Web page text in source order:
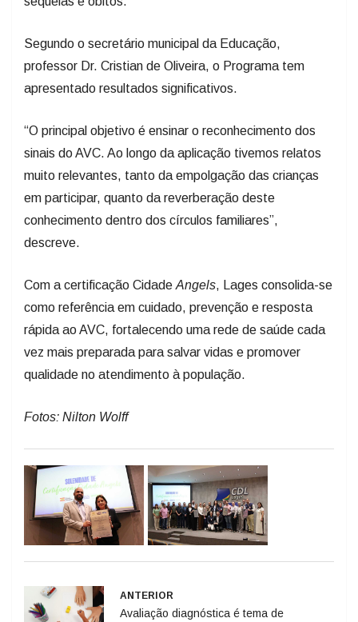
professor Dr. Cristian de Oliveira, o Programa tem
apresentado resultados significativos.
sinais do AVC. Ao longo da aplicação tivemos relatos
muito relevantes, tanto da empolgação das crianças
em participar, quanto da reverberação deste
conhecimento dentro dos círculos familiares”,
descreve.
como referência em cuidado, prevenção e resposta
rápida ao AVC, fortalecendo uma rede de saúde cada
vez mais preparada para salvar vidas e promover
qualidade no atendimento à população.
atualização técnica da FCEE